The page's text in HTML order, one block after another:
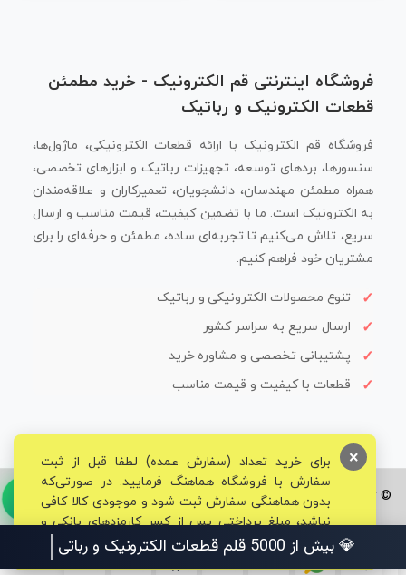
فروشگاه اینترنتی قم الکترونیک - خرید مطمئن
قطعات الکترونیک و رباتیک
فروشگاه قم الکترونیک با ارائه قطعات الکترونیکی، ماژول‌ها،
سنسورها، بردهای توسعه، تجهیزات رباتیک و ابزارهای تخصصی،
همراه مطمئن مهندسان، دانشجویان، تعمیرکاران و علاقه‌مندان
به الکترونیک است. ما با تضمین کیفیت، قیمت مناسب و ارسال
سریع، تلاش می‌کنیم تا تجربه‌ای ساده، مطمئن و حرفه‌ای را برای
مشتریان خود فراهم کنیم.
تنوع محصولات الکترونیکی و رباتیک
ارسال سریع به سراسر کشور
پشتیبانی تخصصی و مشاوره خرید
قطعات با کیفیت و قیمت مناسب
© تمامی حقوق برای فروشگاه تخصصی قم الکترونیک محفوظ می‌باشد.
برای خرید تعداد (سفارش عمده) لطفا قبل از ثبت
سفارش با فروشگاه هماهنگ فرمایید. در صورتی‌که
بدون هماهنگی سفارش ثبت شود و موجودی کالا کافی
نباشد، مبلغ پرداختی پس از کسر کارمزدهای بانکی و
مالیاتی به حساب شما بازگشت داده خواهد شد.
×
💎 بیش از 5000 قلم قطعات الکترونیک و رباتیک